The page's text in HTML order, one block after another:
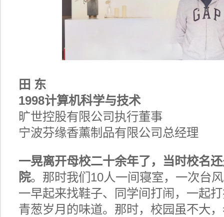
田 东
1998计算机科学与技术
旷世控股有限公司执行董事
宁波芬缘香薰制品有限公司总经理
一晃离开母校二十余年了，当时校名
院。那时我们10人一间寝室，一次台
一早起来找鞋子、同学间打闹，一起
青葱岁月的味道。那时，校园虽不大